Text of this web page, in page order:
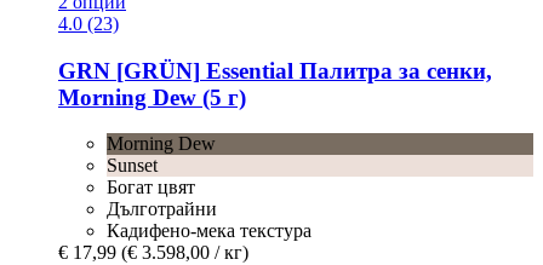
4.0 (23)
GRN [GRÜN] Essential Палитра за сенки,
Morning Dew (5 г)
Morning Dew
Sunset
Богат цвят
Дълготрайни
Кадифено-мека текстура
€ 17,99 (€ 3.598,00 / кг)